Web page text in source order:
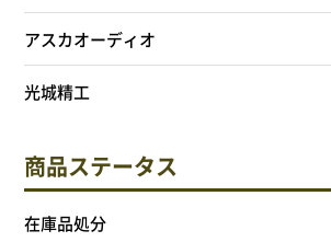
アスカオーディオ
光城精工
商品ステータス
在庫品処分